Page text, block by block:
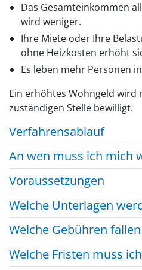
Das Gesamteinkommen
wird weniger.
Ihre Miete oder Ihre
ohne Heizkosten erhöht
Es leben mehr Personen
Ein erhöhtes Wohngeld wird
zuständigen Stelle bewilligt.
Verfahrensablauf
An wen muss ich mich
Voraussetzungen
Welche Unterlagen
Welche Gebühren fallen
Welche Fristen muss